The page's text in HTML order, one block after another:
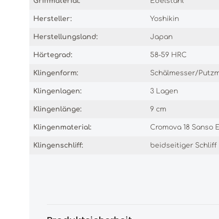
Hersteller: Yoshikin
Herstellungsland: Japan
Härtegrad: 58-59 HRC
Klingenform: Schälmesser/
Klingenlagen: 3 Lagen
Klingenlänge: 9 cm
Klingenmaterial: Cromova 18 Sanso
Klingenschliff: beidseitiger Schliff